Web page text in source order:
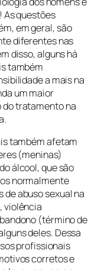
As questões
em geral, são
diferentes nas
disso, alguns há
também
a mais na
um maior
do tratamento na
também afetam
(meninas)
álcool, que são
normalmente
de abuso sexual na
violência
(término de
deles. Dessa
profissionais
corretos e